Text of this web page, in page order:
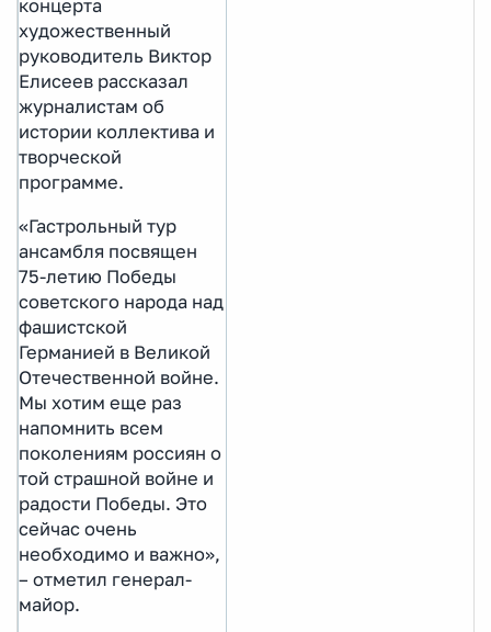
концерта
художественный
руководитель Виктор
Елисеев рассказал
журналистам об
истории коллектива и
творческой
программе.
«Гастрольный тур
ансамбля посвящен
75-летию Победы
советского народа над
фашистской
Германией в Великой
Отечественной войне.
Мы хотим еще раз
напомнить всем
поколениям россиян о
той страшной войне и
радости Победы. Это
сейчас очень
необходимо и важно»,
– отметил генерал-
майор.